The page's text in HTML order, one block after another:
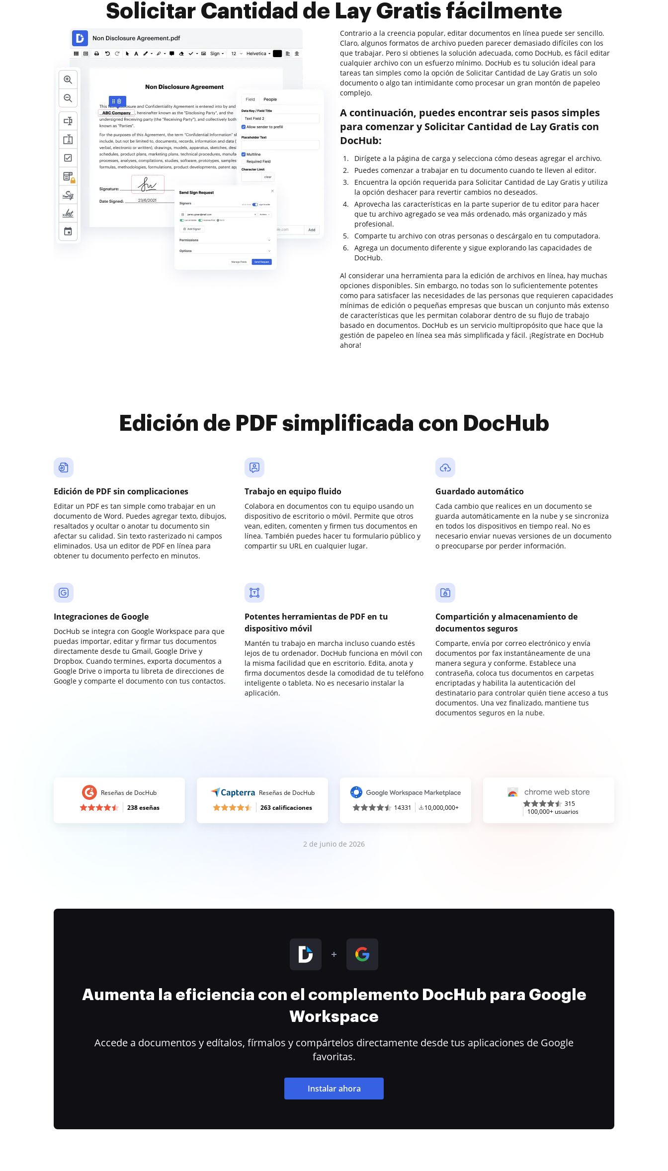
Solicitar Cantidad de Lay Gratis fácilmente
Contrario a la creencia popular, editar documentos en línea puede ser sencillo.
Claro, algunos formatos de archivo pueden parecer demasiado difíciles con los
que trabajar. Pero si obtienes la solución adecuada, como DocHub, es fácil editar
cualquier archivo con un esfuerzo mínimo. DocHub es tu solución ideal para
tareas tan simples como la opción de Solicitar Cantidad de Lay Gratis un solo
documento o algo tan intimidante como procesar un gran montón de papeleo
complejo.
A continuación, puedes encontrar seis pasos simples
para comenzar y Solicitar Cantidad de Lay Gratis con
DocHub:
Dirígete a la página de carga y selecciona cómo deseas agregar el archivo.
Puedes comenzar a trabajar en tu documento cuando te lleven al editor.
Encuentra la opción requerida para Solicitar Cantidad de Lay Gratis y utiliza
la opción deshacer para revertir cambios no deseados.
Aprovecha las características en la parte superior de tu editor para hacer
que tu archivo agregado se vea más ordenado, más organizado y más
profesional.
Comparte tu archivo con otras personas o descárgalo en tu computadora.
Agrega un documento diferente y sigue explorando las capacidades de
DocHub.
Al considerar una herramienta para la edición de archivos en línea, hay muchas
opciones disponibles. Sin embargo, no todas son lo suficientemente potentes
como para satisfacer las necesidades de las personas que requieren capacidades
mínimas de edición o pequeñas empresas que buscan un conjunto más extenso
de características que les permitan colaborar dentro de su flujo de trabajo
basado en documentos. DocHub es un servicio multipropósito que hace que la
gestión de papeleo en línea sea más simplificada y fácil. ¡Regístrate en DocHub
ahora!
Edición de PDF simplificada con DocHub
Edición de PDF sin complicaciones
Editar un PDF es tan simple como trabajar en un
documento de Word. Puedes agregar texto, dibujos,
resaltados y ocultar o anotar tu documento sin
afectar su calidad. Sin texto rasterizado ni campos
eliminados. Usa un editor de PDF en línea para
obtener tu documento perfecto en minutos.
Trabajo en equipo fluido
Colabora en documentos con tu equipo usando un
dispositivo de escritorio o móvil. Permite que otros
vean, editen, comenten y firmen tus documentos en
línea. También puedes hacer tu formulario público y
compartir su URL en cualquier lugar.
Guardado automático
Cada cambio que realices en un documento se
guarda automáticamente en la nube y se sincroniza
en todos los dispositivos en tiempo real. No es
necesario enviar nuevas versiones de un documento
o preocuparse por perder información.
Integraciones de Google
DocHub se integra con Google Workspace para que
puedas importar, editar y firmar tus documentos
directamente desde tu Gmail, Google Drive y
Dropbox. Cuando termines, exporta documentos a
Google Drive o importa tu libreta de direcciones de
Google y comparte el documento con tus contactos.
Potentes herramientas de PDF en tu
dispositivo móvil
Mantén tu trabajo en marcha incluso cuando estés
lejos de tu ordenador. DocHub funciona en móvil con
la misma facilidad que en escritorio. Edita, anota y
firma documentos desde la comodidad de tu teléfono
inteligente o tableta. No es necesario instalar la
aplicación.
Compartición y almacenamiento de
documentos seguros
Comparte, envía por correo electrónico y envía
documentos por fax instantáneamente de una
manera segura y conforme. Establece una
contraseña, coloca tus documentos en carpetas
encriptadas y habilita la autenticación del
destinatario para controlar quién tiene acceso a tus
documentos. Una vez finalizado, mantiene tus
documentos seguros en la nube.
Reseñas de DocHub
238 eseñas
Reseñas de DocHub
263 calificaciones
14331 10,000,000+
315
100,000+ usuarios
2 de junio de 2026
Aumenta la eficiencia con el complemento DocHub para Google
Workspace
Accede a documentos y edítalos, fírmalos y compártelos directamente desde tus aplicaciones de Google
favoritas.
Instalar ahora